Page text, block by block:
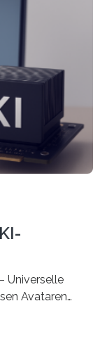
Universelle
Avataren
Euro. Dabei